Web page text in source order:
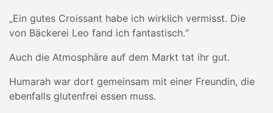
„Ein gutes Croissant habe ich wirklich vermisst. Die
von Bäckerei Leo fand ich fantastisch.“
Auch die Atmosphäre auf dem Markt tat ihr gut.
Humarah war dort gemeinsam mit einer Freundin, die
ebenfalls glutenfrei essen muss.